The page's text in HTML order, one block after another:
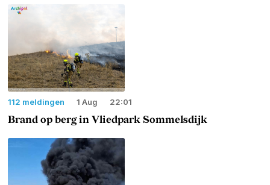
112 meldingen 1 Aug 22:01
Brand op berg in Vliedpark Sommelsdijk